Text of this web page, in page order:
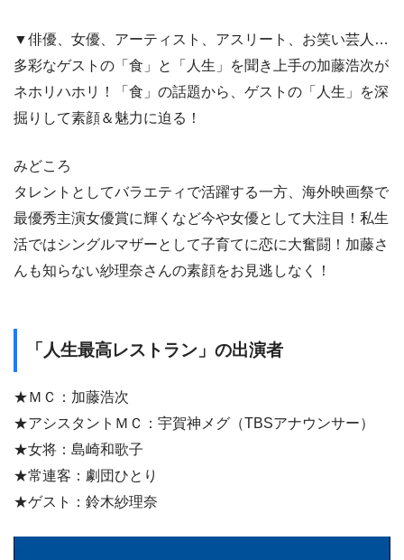
▼俳優、女優、アーティスト、アスリート、お笑い芸人…
多彩なゲストの「食」と「人生」を聞き上手の加藤浩次が
ネホリハホリ！「食」の話題から、ゲストの「人生」を深
掘りして素顔＆魅力に迫る！
みどころ
タレントとしてバラエティで活躍する一方、海外映画祭で
最優秀主演女優賞に輝くなど今や女優として大注目！私生
活ではシングルマザーとして子育てに恋に大奮闘！加藤さ
んも知らない紗理奈さんの素顔をお見逃しなく！
「人生最高レストラン」の出演者
★ＭＣ：加藤浩次
★アシスタントＭＣ：宇賀神メグ（TBSアナウンサー）
★女将：島崎和歌子
★常連客：劇団ひとり
★ゲスト：鈴木紗理奈